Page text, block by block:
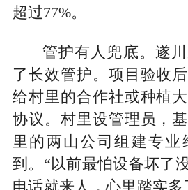
超过77%。
管护有人兜底。遂
了长效管护。项目验收
给村里的合作社或种植
协议。村里设管理员，
里的两山公司组建专业
到。“以前最怕设备坏了
电话就来人，心里踏实